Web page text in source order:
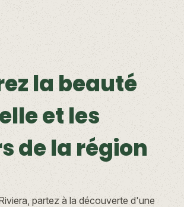
la beauté
et les
de la région
partez à la découverte d'une